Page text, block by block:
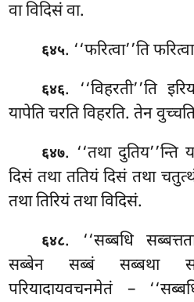
वा विदिसं वा.
६४५. ‘‘फरित्वा’’ति
६४६. ‘‘विहरती’’ति
यापेति चरति विहरति. तेन वुच्चति
६४७. ‘‘तथा
दिसं तथा ततियं दिसं तथा
तथा तिरियं तथा विदिसं.
६४८. ‘‘सब्बधि
सब्बेन सब्बं सब्बथा
परियादायवचनमेतं –